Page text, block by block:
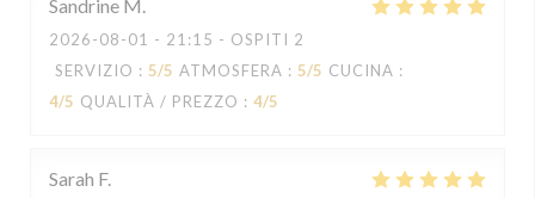
Sandrine M
2026-08-01 - 21:15 - OSPITI 2
SERVIZIO : 5/5 ATMOSFERA : 5/5 CUCINA :
4/5 QUALITÀ / PREZZO : 4/5
Sarah F